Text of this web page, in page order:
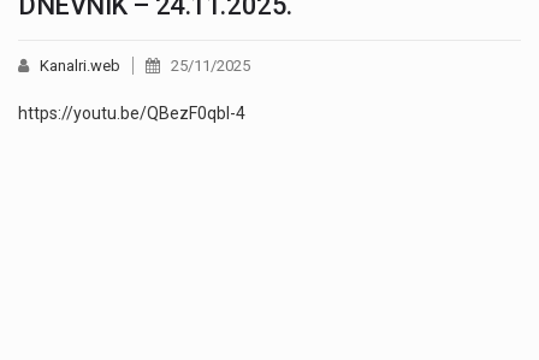
Kanalri.web 25/11/2025
https://youtu.be/QBezF0qbI-4